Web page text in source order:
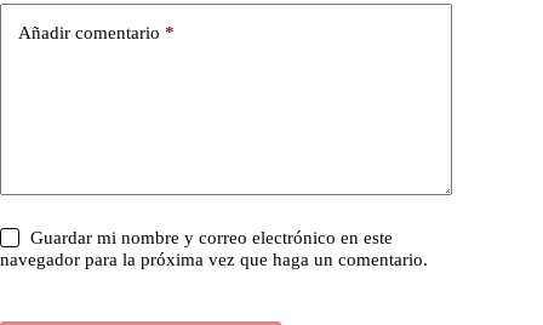
Añadir comentario *
Guardar mi nombre y correo electrónico en este
navegador para la próxima vez que haga un comentario.